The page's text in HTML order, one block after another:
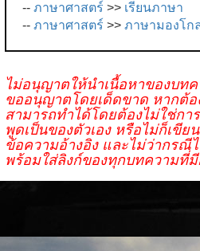
-- ภาษาศาสตร์ >> เรียนภาษา
-- ภาษาศาสตร์ >> ภาษามองโก
ไม่อนุญาตให้นำเนื้อหาของบท
ขออนุญาตโดยเด็ดขาด หากต้อ
สามารถทำได้โดยต้องไม่ใช่กา
พูดเป็นของตัวเอง หรือไม่ก็เขี
ข้อความอ้างอิง และไม่ว่ากรณี
พร้อมใส่ลิงก์ของทุกบทความที่มี